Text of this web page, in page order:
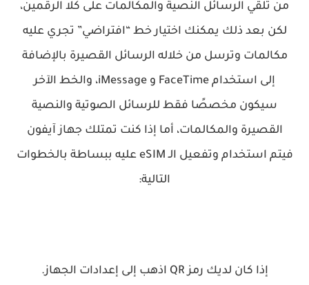
من تلقي الرسائل النصية والمكالمات على كلا الرقمين،
لكن بعد ذلك يمكنك اختيار خط “افتراضي” تجري عليه
مكالمات وترسل من خلاله الرسائل القصيرة بالإضافة
إلى استخدام FaceTime و iMessage، والخط الآخر
سيكون مخصصًا فقط للرسائل الصوتية والنصية
القصيرة والمكالمات، أما إذا كنت تمتلك جهاز آيفون
فيتم استخدام وتفعيل الـ eSIM عليه ببساطة بالخطوات
التالية:
إذا كان لديك رمز QR اذهب إلى إعدادات الجهاز.